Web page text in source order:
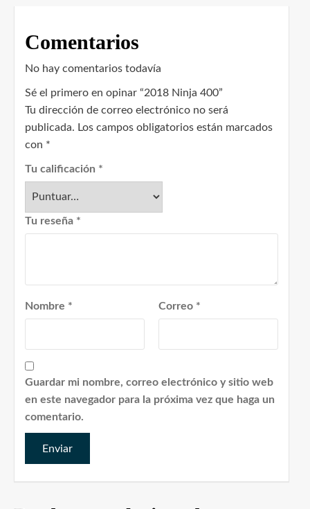
Comentarios
No hay comentarios todavía
Sé el primero en opinar “2018 Ninja 400”
Tu dirección de correo electrónico no será
publicada. Los campos obligatorios están marcados
con *
Tu calificación *
Tu reseña *
Nombre * Correo *
Guardar mi nombre, correo electrónico y sitio web
en este navegador para la próxima vez que haga un
comentario.